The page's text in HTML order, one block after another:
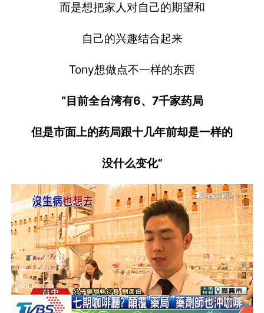
而是想把家人对自己的期望和
自己的兴趣结合起来
Tony想做点不一样的东西
“目前全台湾有6、7千家药局
但是市面上的药局跟十几年前却是一样的
没什么变化”